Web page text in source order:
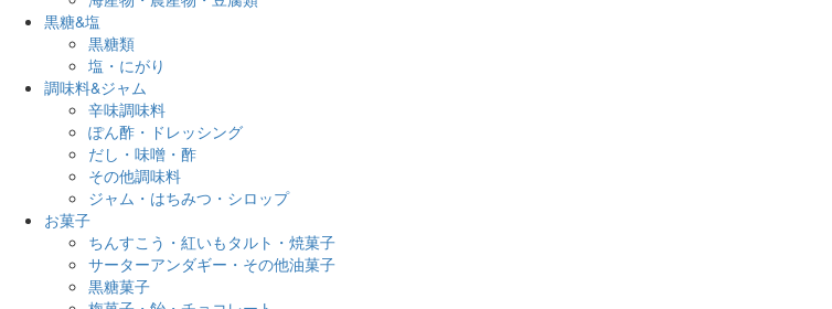
黒糖&塩
黒糖類
塩・にがり
調味料&ジャム
辛味調味料
ぽん酢・ドレッシング
だし・味噌・酢
その他調味料
ジャム・はちみつ・シロップ
お菓子
ちんすこう・紅いもタルト・焼菓子
サーターアンダギー・その他油菓子
黒糖菓子